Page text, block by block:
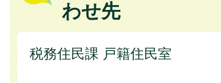
わせ先
税務住民課 戸籍住民室